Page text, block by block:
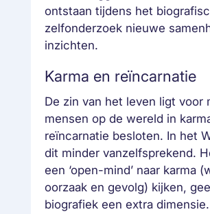
ontstaan tijdens het
zelfonderzoek nieuwe
inzichten.
Karma en reïncarnatie
De zin van het leven ligt voor
mensen op de wereld in
reïncarnatie besloten. In het
dit minder vanzelfsprekend.
een ‘open-mind’ naar karma
oorzaak en gevolg) kijken,
biografiek een extra dimensie.